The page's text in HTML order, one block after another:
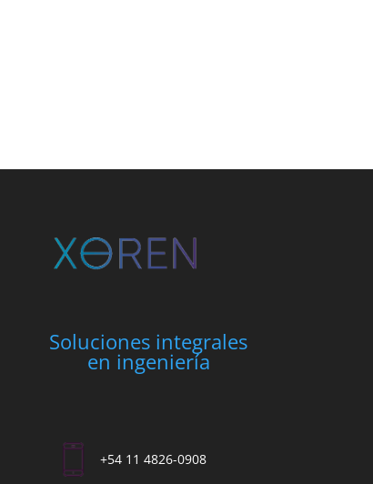
Soluciones integrales
en ingeniería
+54 11 4826-0908